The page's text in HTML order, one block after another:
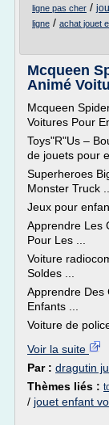
ligne pas cher /
ligne / achat jouet
Mcqueen
Animé
Mcqueen
Voitures Pour
Toys"R"Us –
de jouets pour
Superheroes
Monster Truck ...
Jeux pour
Apprendre Les
Pour Les ...
Voiture
Soldes ...
Apprendre Des
Enfants ...
Voiture de
Voir la suite
Par : dragutin
Thèmes liés :
/ jouet enfant